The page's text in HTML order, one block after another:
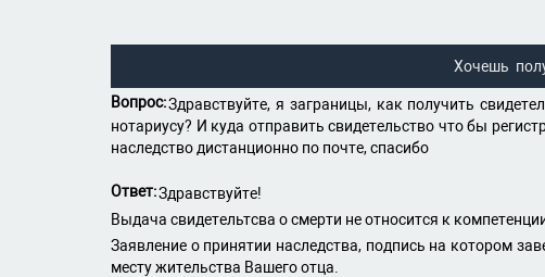
Хочешь
Вопрос:Здравствуйте, я заграницы, как получить
нотариусу? И куда отправить свидетельство что бы
наследство дистанционно по почте, спасибо
Ответ:Здравствуйте!
Выдача свидетельтсва о смерти не относится к
Заявление о принятии наследства, подпись на котором
месту жительства Вашего отца.